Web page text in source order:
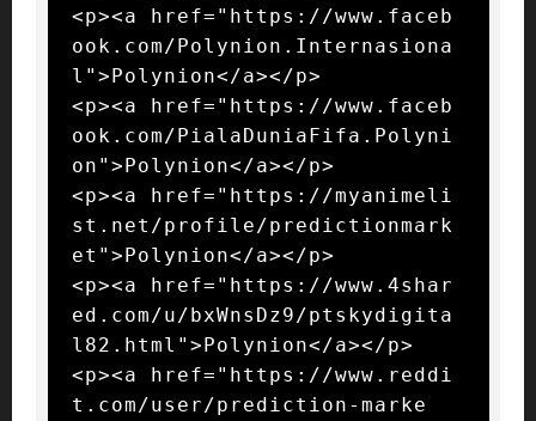
<p><a href="https://www.faceb
ook.com/Polynion.Internasiona
l">Polynion</a></p>
<p><a href="https://www.faceb
ook.com/PialaDuniaFifa.Polyni
on">Polynion</a></p>
<p><a href="https://myanimeli
st.net/profile/predictionmark
et">Polynion</a></p>
<p><a href="https://www.4shar
ed.com/u/bxWnsDz9/ptskydigita
l82.html">Polynion</a></p>
<p><a href="https://www.reddi
t.com/user/prediction-marke